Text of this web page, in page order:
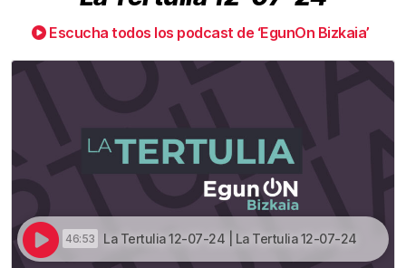
Escucha todos los podcast de ‘EgunOn Bizkaia’
46:53 La Tertulia 12-07-24 | La Tertulia 12-07-24